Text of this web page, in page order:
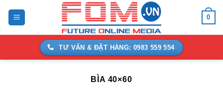
0
TƯ VẤN & ĐẶT HÀNG: 0983 559 554
BÌA 40×60